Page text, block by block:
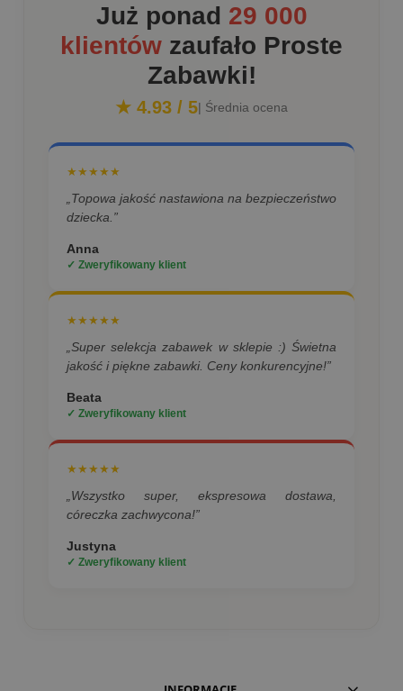
Już ponad 29 000
klientów zaufało Proste
Zabawki!
★ 4.93 / 5| Średnia ocena
★★★★★
„Topowa jakość nastawiona na bezpieczeństwo
dziecka.”
Anna
✓ Zweryfikowany klient
★★★★★
„Super selekcja zabawek w sklepie :) Świetna
jakość i piękne zabawki. Ceny konkurencyjne!”
Beata
✓ Zweryfikowany klient
★★★★★
„Wszystko super, ekspresowa dostawa,
córeczka zachwycona!”
Justyna
✓ Zweryfikowany klient